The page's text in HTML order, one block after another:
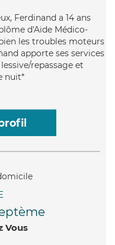
Ferdinand a 14 ans
d'Aide Médico-
les troubles moteurs
apporte ses services
repassage et
nuit*
Vous